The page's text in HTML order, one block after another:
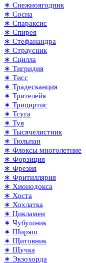
∗ Снежноягодник
∗ Сосна
∗ Спараксис
∗ Спирея
∗ Стефанандра
∗ Страусник
∗ Сцилла
∗ Тигридия
∗ Тисс
∗ Традесканция
∗ Трителейя
∗ Трициртис
∗ Тсуга
∗ Туя
∗ Тысячелистник
∗ Тюльпан
∗ Флоксы многолетние
∗ Форзиция
∗ Фрезия
∗ Фритиллярия
∗ Хионодокса
∗ Хоста
∗ Хохлатка
∗ Цикламен
∗ Чубушник
∗ Ширяш
∗ Щитовник
∗ Щучка
∗ Экзохорда